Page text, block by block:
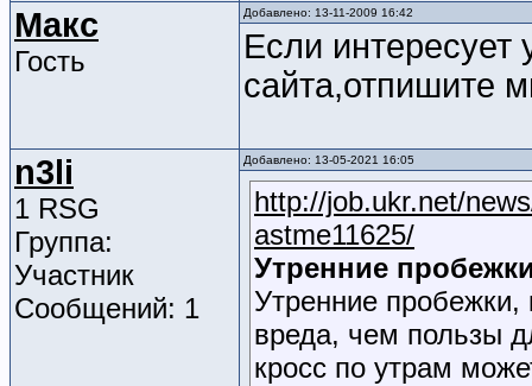
Макс
Гость
Добавлено: 13-11-2009 16:42
Если
сайта,отпишите
n3li
1 RSG
Группа:
Участник
Сообщений: 1
Добавлено: 13-05-2021 16:05
http://job.ukr.net/
astme11625/
Утренние
Утренние пробежки,
вреда, чем пользы
кросс по утрам